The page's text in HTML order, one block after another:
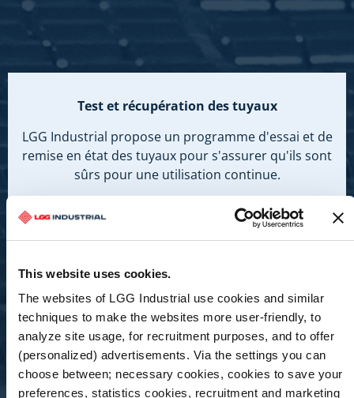
This website uses cookies.
The websites of LGG Industrial use cookies and similar
techniques to make the websites more user-friendly, to
analyze site usage, for recruitment purposes, and to offer
(personalized) advertisements. Via the settings you can
choose between; necessary cookies, cookies to save your
preferences, statistics cookies, recruitment and marketing
Test et récupération des tuyaux
LGG Industrial propose un programme d'essai et de
remise en état des tuyaux pour s'assurer qu'ils sont
sûrs pour une utilisation continue.